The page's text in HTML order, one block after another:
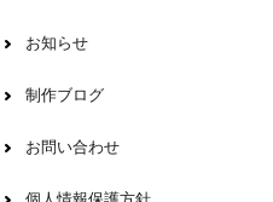
お知らせ
制作ブログ
お問い合わせ